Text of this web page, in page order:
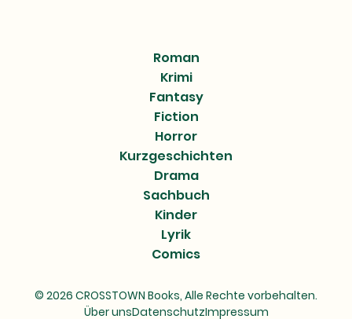
Roman
Krimi
Fantasy
Fiction
Horror
Kurzgeschichten
Drama
Sachbuch
Kinder
Lyrik
Comics
© 2026 CROSSTOWN Books, Alle Rechte vorbehalten.
Über unsDatenschutzImpressum